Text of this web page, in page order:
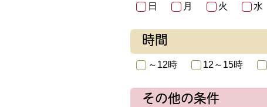
日 月 火 水
時間
～12時 12～15時
その他の条件